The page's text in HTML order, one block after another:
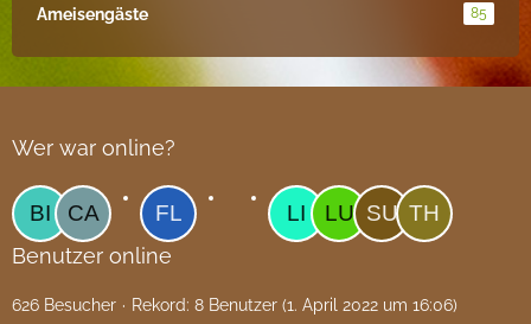
Ameisengäste 85
Wer war online?
Benutzer online
626 Besucher Rekord: 8 Benutzer (1. April 2022 um 16:06)